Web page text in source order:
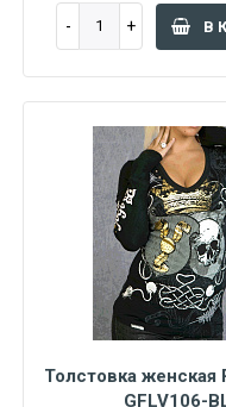
В
Толстовка женская
GFLV106-